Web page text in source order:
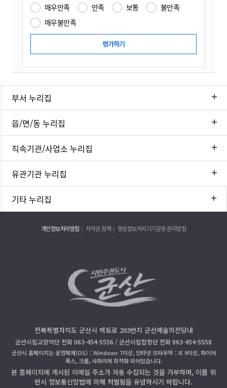
매우만족 만족 보통
불만족
매우불만족
부서 누리집
읍/면/동 누리집
직속기관/사업소 누리집
유관기관 누리집
기타 누리집
개인정보처리방침 저작권 정책 영상정보처리기기운영·관리방침
전북특별자치도 군산시 백토로 203번지 군산예술의전당내
군산시립교향악단 전화 063-454-5556 / 군산시립합창단 전화 063-454-5558
군산시 홈페이지는 운영체제(OS)：Windows 7이상, 인터넷 브라우저：IE 9이상, 파이어
폭스, 크롬, 사파리에 최적화 되어있습니다.
본 홈페이지에 게시된 이메일 주소가 자동 수집되는 것을 거부하며, 이를 위
반시 정보통신망법에 의해 처벌됨을 유념하시기 바랍니다.